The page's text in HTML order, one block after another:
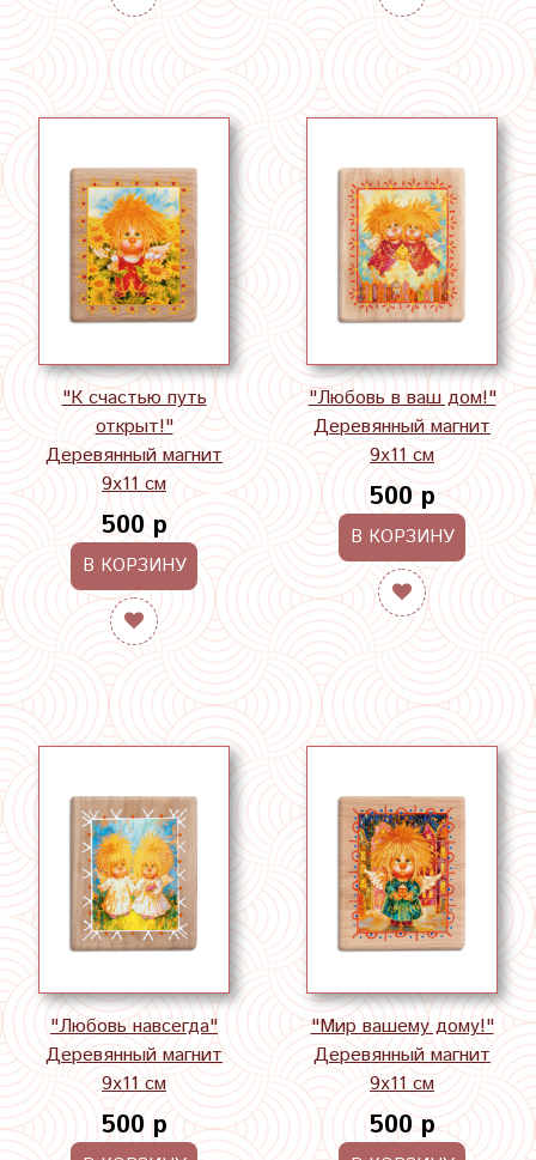
"К счастью путь
открыт!"
Деревянный магнит
9х11 см
500 р
В КОРЗИНУ
"Любовь в ваш дом!"
Деревянный магнит
9х11 см
500 р
В КОРЗИНУ
"Любовь навсегда"
Деревянный магнит
9х11 см
500 р
"Мир вашему дому!"
Деревянный магнит
9х11 см
500 р